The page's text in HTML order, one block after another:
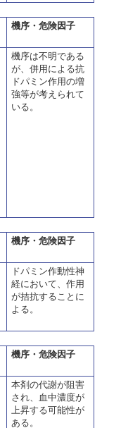
機序・危険因子
機序は不明である
が、併用による抗
ドパミン作用の増
強等が考えられて
いる。
機序・危険因子
ドパミン作動性神
経において、作用
が拮抗することに
よる。
機序・危険因子
本剤の代謝が阻害
され、血中濃度が
上昇する可能性が
ある。